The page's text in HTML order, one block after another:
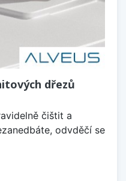
dřezů
čištit a
odvděčí se